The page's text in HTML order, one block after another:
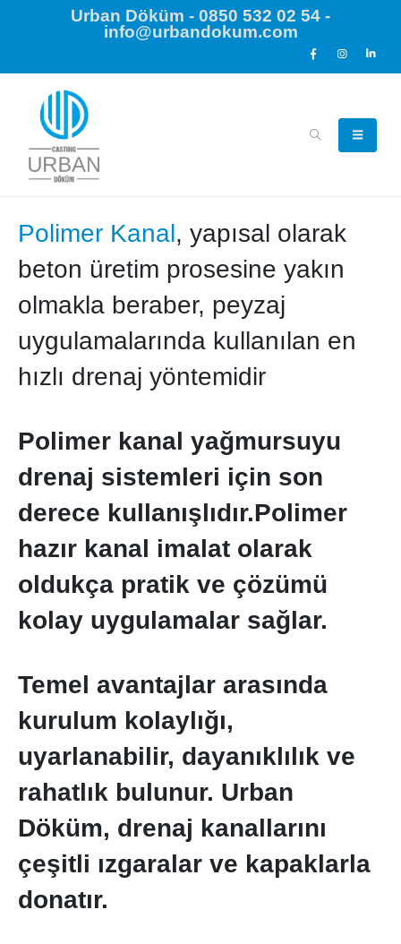
Urban Döküm - 0850 532 02 54 -
info@urbandokum.com
Polimer Kanal, yapısal olarak
beton üretim prosesine yakın
olmakla beraber, peyzaj
uygulamalarında kullanılan en
hızlı drenaj yöntemidir
Polimer kanal yağmursuyu
drenaj sistemleri için son
derece kullanışlıdır.Polimer
hazır kanal imalat olarak
oldukça pratik ve çözümü
kolay uygulamalar sağlar.
Temel avantajlar arasında
kurulum kolaylığı,
uyarlanabilir, dayanıklılık ve
rahatlık bulunur. Urban
Döküm, drenaj kanallarını
çeşitli ızgaralar ve kapaklarla
donatır.